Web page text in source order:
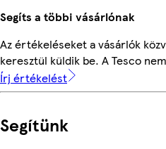
Segíts a többi vásárlónak
Az értékeléseket a vásárlók
keresztül küldik be. A Tesco
Írj értékelést
Segítünk